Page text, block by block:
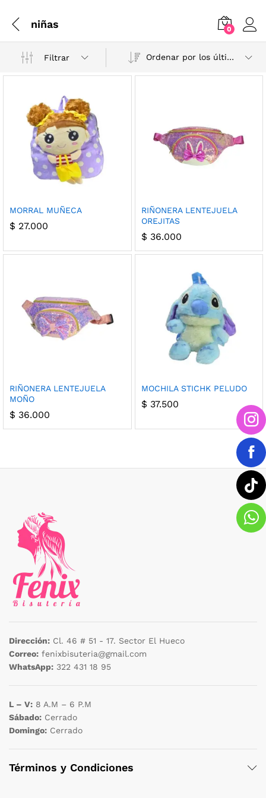
niñas 0
Filtrar Ordenar por los últimos
MORRAL MUÑECA
$ 27.000
RIÑONERA LENTEJUELA
OREJITAS
$ 36.000
RIÑONERA LENTEJUELA
MOÑO
$ 36.000
MOCHILA STICHK PELUDO
$ 37.500
Dirección: Cl. 46 # 51 - 17. Sector El Hueco
Correo: fenixbisuteria@gmail.com
WhatsApp: 322 431 18 95
L – V: 8 A.M – 6 P.M
Sábado: Cerrado
Domingo: Cerrado
Términos y Condiciones